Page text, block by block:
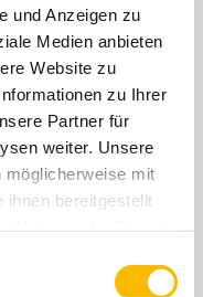
und Anzeigen zu
Medien anbieten
Website zu
zu Ihrer
Partner für
weiter. Unsere
möglicherweise mit
ihnen bereitgestellt
weiterhin nutzen.